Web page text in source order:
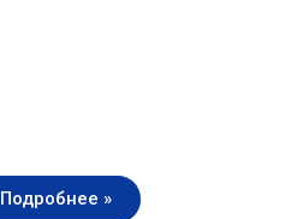
Подробнее »